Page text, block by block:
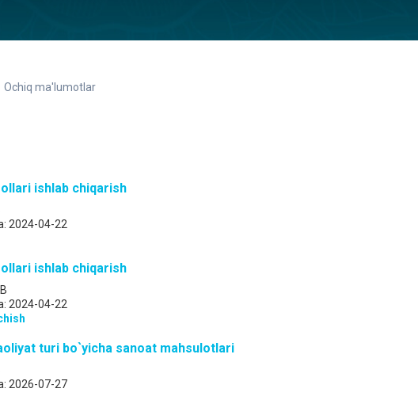
Ochiq ma'lumotlar
ishlab chiqarish
2024-04-22
ishlab chiqarish
2024-04-22
turi bo`yicha sanoat mahsulotlari
2026-07-27